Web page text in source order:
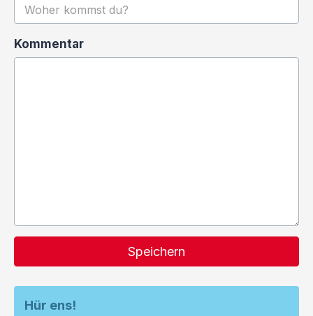
Kommentar
Speichern
Hür ens!